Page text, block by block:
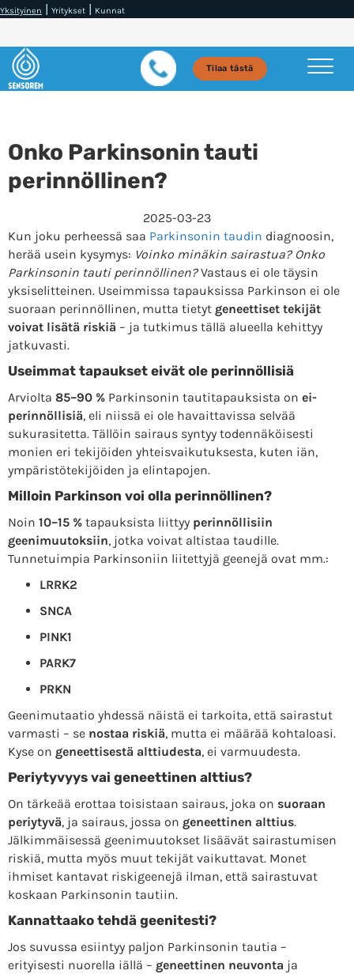
Yksityinen | Yritykset | Kunnat
Tilaa tästä
Onko Parkinsonin tauti
perinnöllinen?
2025-03-23
Kun joku perheessä saa Parkinsonin taudin diagnoosin,
herää usein kysymys: Voinko minäkin sairastua? Onko
Parkinsonin tauti perinnöllinen?Vastaus ei ole täysin
yksiselitteinen. Useimmissa tapauksissa Parkinson ei ole
suoraan perinnöllinen, mutta tietyt geneettiset tekijät
voivat lisätä riskiä – ja tutkimus tällä alueella kehittyy
jatkuvasti.
Useimmat tapaukset eivät ole perinnöllisiä
Arviolta 85–90 %Parkinsonin tautitapauksista on ei-
perinnöllisiä, eli niissä ei ole havaittavissa selvää
sukurasitetta. Tällöin sairaus syntyy todennäköisesti
monien eri tekijöiden yhteisvaikutuksesta, kuten iän,
ympäristötekijöiden ja elintapojen.
Milloin Parkinson voi olla perinnöllinen?
Noin 10–15 %tapauksista liittyy perinnöllisiin
geenimuutoksiin, jotka voivat altistaa taudille.
Tunnetuimpia Parkinsoniin liitettyjä geenejä ovat mm.:
LRRK2
SNCA
PINK1
PARK7
PRKN
Geenimutaatio yhdessä näistä ei tarkoita, että sairastut
varmasti – se nostaa riskiä, mutta ei määrää kohtaloasi.
Kyse on geneettisestä alttiudesta, ei varmuudesta.
Periytyvyys vai geneettinen alttius?
On tärkeää erottaa toisistaan sairaus, joka on suoraan
periytyvä, ja sairaus, jossa on geneettinen alttius.
Jälkimmäisessä geenimuutokset lisäävät sairastumisen
riskiä, mutta myös muut tekijät vaikuttavat. Monet
ihmiset kantavat riskigeenejä ilman, että sairastuvat
koskaan Parkinsonin tautiin.
Kannattaako tehdä geenitesti?
Jos suvussa esiintyy paljon Parkinsonin tautia –
erityisesti nuorella iällä – geneettinen neuvonta ja